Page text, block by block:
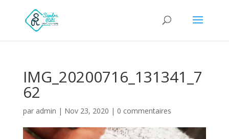
IMG_20200716_131341_7
62
par admin | Nov 23, 2020 | 0 commentaires